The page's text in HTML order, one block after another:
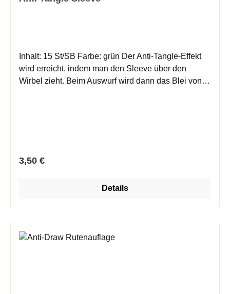
Inhalt: 15 St/SB Farbe: grün Der Anti-Tangle-Effekt
wird erreicht, indem man den Sleeve über den
Wirbel zieht. Beim Auswurf wird dann das Blei von
Regulärer Preis:
3,50 €
Details